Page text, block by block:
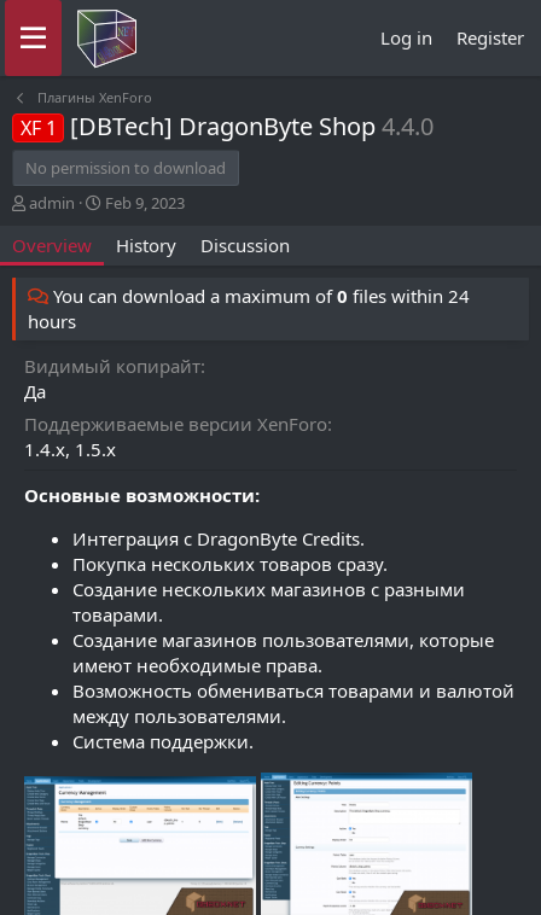
Log in Register
Плагины XenForo
XF 1 [DBTech] DragonByte Shop4.4.0
No permission to download
A
t
h
o
r
admin
C
t
d
t
Feb 9, 2023
Overview History Discussion
You can download a maximum of0 files within 24
hours
Видимый копирайт
Да
Поддерживаемые версии XenForo
1.4.x 1.5.x
Основные возможности:
Интеграция с DragonByte Credits.
Покупка нескольких товаров сразу.
Создание нескольких магазинов с разными
товарами.
Создание магазинов пользователями, которые
имеют необходимые права.
Возможность обмениваться товарами и валютой
между пользователями.
Система поддержки.